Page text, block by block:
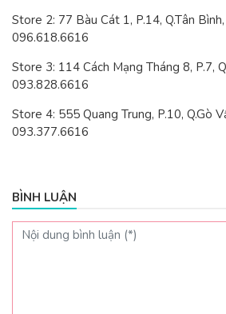
Store 2: 77 Bàu Cát 1, P.14, Q.Tân
096.618.6616
Store 3: 114 Cách Mạng Tháng 8, P.7,
093.828.6616
Store 4: 555 Quang Trung, P.10, Q.Gò
093.377.6616
BÌNH LUẬN